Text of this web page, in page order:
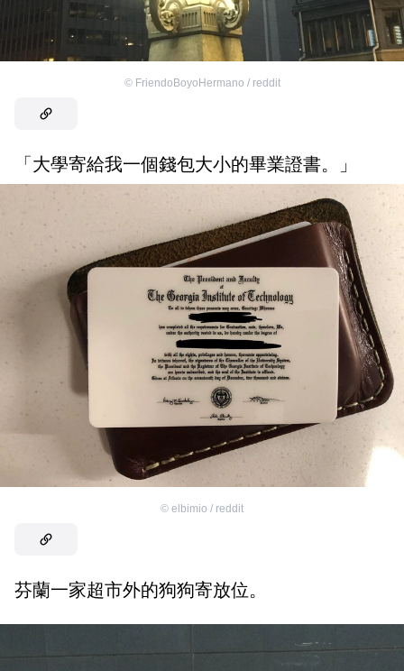
© FriendoBoyoHermano / reddit
「大學寄給我一個錢包大小的畢業證書。」
© elbimio / reddit
芬蘭一家超市外的狗狗寄放位。